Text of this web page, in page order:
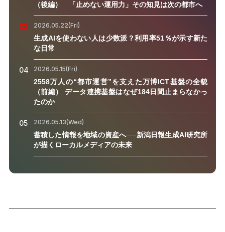
（後編） 「止めない運用力」その知見は次の都市へ
03 2026.05.22(Fri)
生成AIを使わない人は少数派？利用率51％が示す新た
な日常
04 2026.05.15(Fri)
2558万人の“都市運営”を支えた万博ICT基盤の全貌
（前編） データ連携基盤はなぜ184日間止まらなかっ
たのか
05 2026.05.13(Wed)
蓄積した情報を地域の資産へ──新潟日報生成AI研究所
が描くローカルメディアの未来